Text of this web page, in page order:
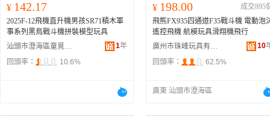
¥ 142.17
2025F-12飛機直升機男孩SR71積木軍
事系列黑鳥戰斗機拼裝模型玩具
汕頭市澄海區童覓坊玩具廠
1年
回頭率：
10.6%
¥ 198.00
成交895
飛熊FX935四通道F35戰斗機 電動泡
遙控飛機 航模玩具滑翔機飛行
廣州市珠峰玩具有限公司
10
回頭率：
62.5%
廣東 汕頭市澄海區